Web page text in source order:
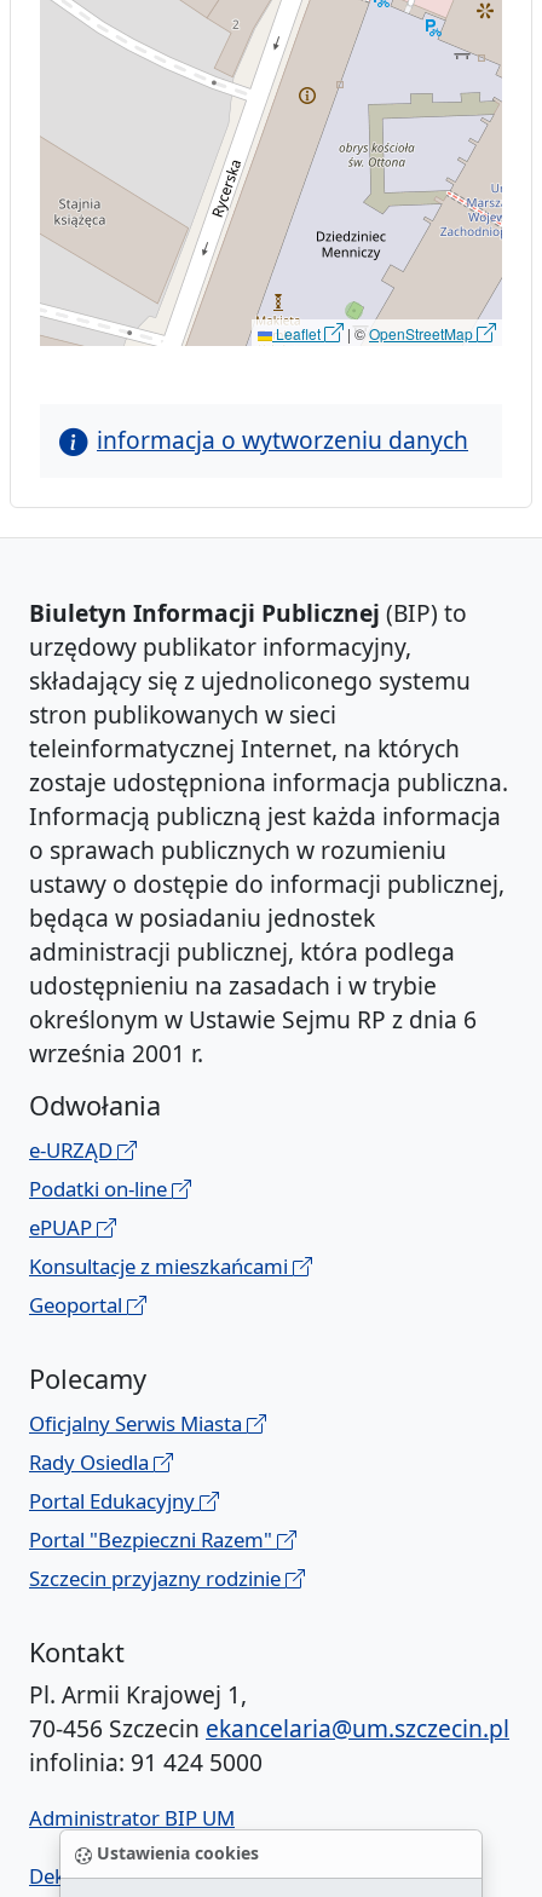
Ustawienia cookies
Leaflet |©OpenStreetMap
informacja o wytworzeniu danych
Biuletyn Informacji Publicznej (BIP) to
urzędowy publikator informacyjny,
składający się z ujednoliconego systemu
stron publikowanych w sieci
teleinformatycznej Internet, na których
zostaje udostępniona informacja publiczna.
Informacją publiczną jest każda informacja
o sprawach publicznych w rozumieniu
ustawy o dostępie do informacji publicznej,
będąca w posiadaniu jednostek
administracji publicznej, która podlega
udostępnieniu na zasadach i w trybie
określonym w Ustawie Sejmu RP z dnia 6
września 2001 r.
Odwołania
e-URZĄD
Podatki on-line
ePUAP
Konsultacje z mieszkańcami
Geoportal
Polecamy
Oficjalny Serwis Miasta
Rady Osiedla
Portal Edukacyjny
Portal "Bezpieczni Razem"
Szczecin przyjazny rodzinie
Kontakt
Pl. Armii Krajowej 1,
70-456 Szczecin ekancelaria@um.szczecin.pl
infolinia: 91 424 5000
Administrator BIP UM
Deklaracja dostępności